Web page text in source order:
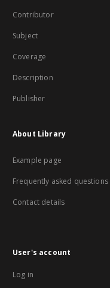
Contributor
Subject
Coverage
Description
Publisher
About Library
Example page
Frequently asked questions
Contact details
User's account
Log in